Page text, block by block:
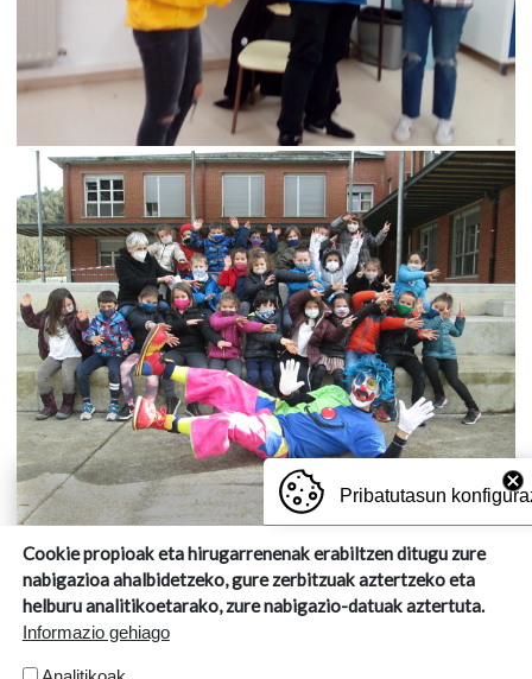
Pribatutasun
Cookie propioak eta hirugarrenenak erabiltzen ditugu zure
nabigazioa ahalbidetzeko, gure zerbitzuak aztertzeko eta
helburu analitikoetarako, zure nabigazio-datuak aztertuta.
Informazio gehiago